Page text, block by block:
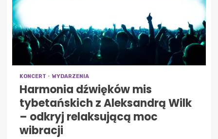
KONCERT WYDARZENIA
Harmonia dźwięków mis
tybetańskich z Aleksandrą Wilk
– odkryj relaksującą moc
wibracji